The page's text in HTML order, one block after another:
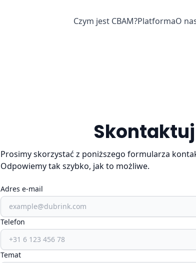
Czym jest CBAM?PlatformaO
Prosimy skorzystać z poniższego formularza
Odpowiemy tak szybko, jak to możliwe.
Adres e-mail
Telefon
Temat